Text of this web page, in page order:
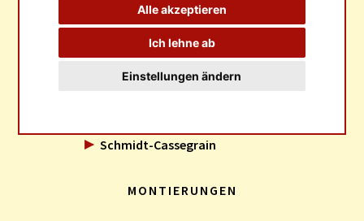
Alle akzeptieren
Ich lehne ab
Einstellungen ändern
4“ APQ Refraktor
Tak FSQ 106 ED
Tak FSQ 106 ED mit SestoSenso2
TMB Super Apo
Schmidt-Cassegrain
MONTIERUNGEN